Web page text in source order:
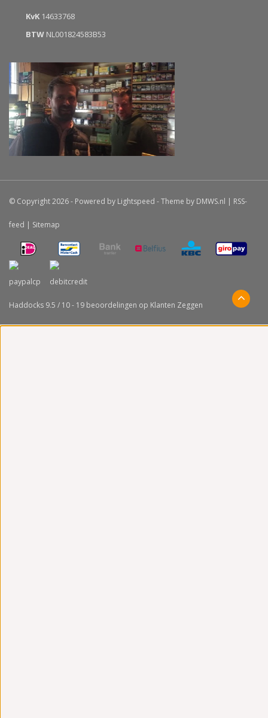
KvK 14633768
BTW NL001824583B53
© Copyright 2026 - Powered by Lightspeed - Theme by DMWS.nl | RSS-
feed | Sitemap
Haddocks 9.5 / 10- 19 beoordelingen op Klanten Zeggen